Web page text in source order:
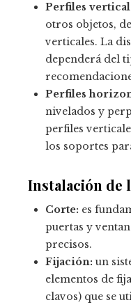
Perfiles
otros objetos,
verticales. La
dependerá del
Perfiles
nivelados y
perfiles
los soportes
Instalación de
Corte: es
puertas y
precisos.
Fijación: un
elementos de
clavos) que se